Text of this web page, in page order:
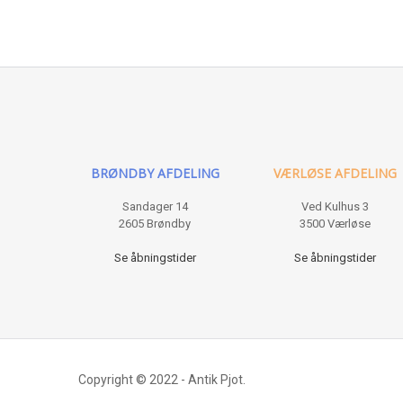
BRØNDBY AFDELING
Sandager 14
2605 Brøndby
Se åbningstider
VÆRLØSE AFDELING
Ved Kulhus 3
3500 Værløse
Se åbningstider
Copyright © 2022 - Antik Pjot.